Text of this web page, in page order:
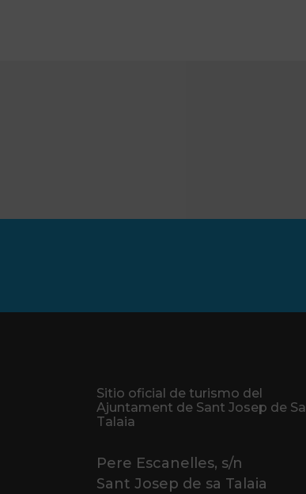
Sitio oficial de turismo del
Ajuntament de Sant Josep de Sa
Talaia
Pere Escanelles, s/n
Sant Josep de sa Talaia